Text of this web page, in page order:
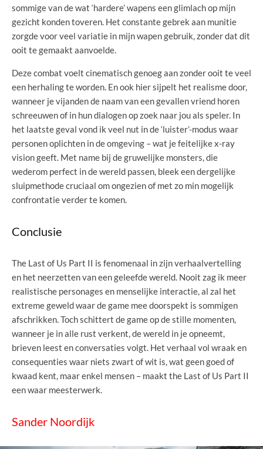
sommige van de wat ‘hardere’ wapens een glimlach op mijn
gezicht konden toveren. Het constante gebrek aan munitie
zorgde voor veel variatie in mijn wapen gebruik, zonder dat dit
ooit te gemaakt aanvoelde.
Deze combat voelt cinematisch genoeg aan zonder ooit te veel
een herhaling te worden. En ook hier sijpelt het realisme door,
wanneer je vijanden de naam van een gevallen vriend horen
schreeuwen of in hun dialogen op zoek naar jou als speler. In
het laatste geval vond ik veel nut in de ‘luister’-modus waar
personen oplichten in de omgeving – wat je feitelijke x-ray
vision geeft. Met name bij de gruwelijke monsters, die
wederom perfect in de wereld passen, bleek een dergelijke
sluipmethode cruciaal om ongezien of met zo min mogelijk
confrontatie verder te komen.
Conclusie
The Last of Us Part II is fenomenaal in zijn verhaalvertelling
en het neerzetten van een geleefde wereld. Nooit zag ik meer
realistische personages en menselijke interactie, al zal het
extreme geweld waar de game mee doorspekt is sommigen
afschrikken. Toch schittert de game op de stille momenten,
wanneer je in alle rust verkent, de wereld in je opneemt,
brieven leest en conversaties volgt. Het verhaal vol wraak en
consequenties waar niets zwart of wit is, wat geen goed of
kwaad kent, maar enkel mensen – maakt the Last of Us Part II
een waar meesterwerk.
Sander Noordijk